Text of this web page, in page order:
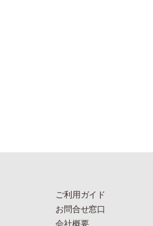
ご利用ガイド
お問合せ窓口
会社概要